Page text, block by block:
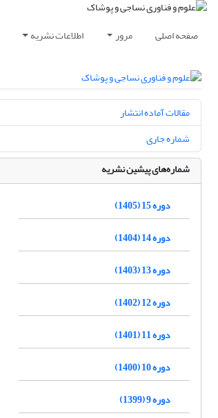
صفحه اصلی مرور اطلاعات نشریه
مقالات آماده انتشار
شماره جاری
شماره‌های پیشین نشریه
دوره 15 (1405)
دوره 14 (1404)
دوره 13 (1403)
دوره 12 (1402)
دوره 11 (1401)
دوره 10 (1400)
دوره 9 (1399)